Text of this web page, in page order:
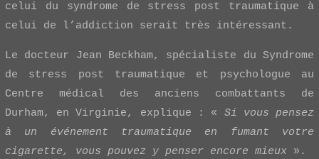
celui du syndrome de stress post traumatique à
celui de l’addiction serait très intéressant.
Le docteur Jean Beckham, spécialiste du Syndrome
de stress post traumatique et psychologue au
Centre médical des anciens combattants de
Durham, en Virginie, explique : « Si vous pensez
à un événement traumatique en fumant votre
cigarette, vous pouvez y penser encore mieux».